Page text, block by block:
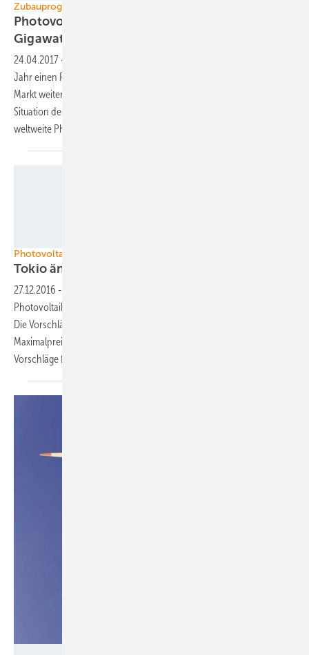
Zubauprognosen mit Unsicherheiten
Photovoltaik: GTM Research erwartet 85
Gigawatt für dieses
24.04.2017 -
Jahr einen Photovoltaikzubau von 85,4 Gigawatt. Damit wächst der
Markt weiter. Allerdings birgt vor allem die bisher noch unklare
Situation des chinesischen Solarmarktes Unsicherheiten auch für die
weltweite Photovoltaikbranche.
Photovoltaikmarkt Japan
Tokio ändert Vergütung für
27.12.2016 -
Photovoltaikanlagen ab April 2017 auf Ausschreibungen umstellen.
Die Vorschläge für das Ausschreibungsvolumen und die
Maximalpreise liegen jetzt auf dem Tisch. Ebenfalls wurden die
Vorschläge für die Absenkung der Einspeisetarife